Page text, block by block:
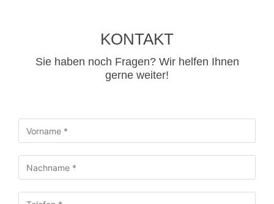
KONTAKT
Sie haben noch Fragen? Wir helfen Ihnen
gerne weiter!​